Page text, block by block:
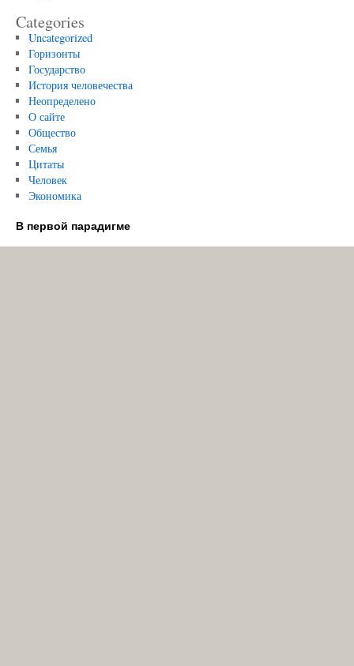
Categories
Uncategorized
Горизонты
Государство
История человечества
Неопределено
О сайте
Общество
Семья
Цитаты
Человек
Экономика
В первой парадигме